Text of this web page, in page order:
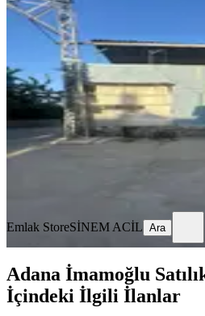
SİTE İÇİ
İsmetpaşa
İçinde 3+1
Seyhan, İsmetpaşa
3+1·270 m²·
7.250.000 ₺
Emlak StoreSİNEM ACİL Ara
Adana İmamoğlu
İçindeki İlgili İlanlar